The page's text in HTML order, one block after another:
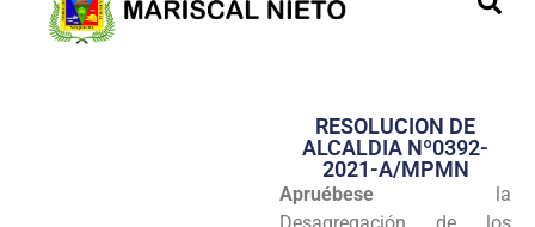
Transparencia
Seguridad
RESOLUCION DE
ALCALDIA Nº0392-
2021-A/MPMN
Apruébese la
Desagregación de los